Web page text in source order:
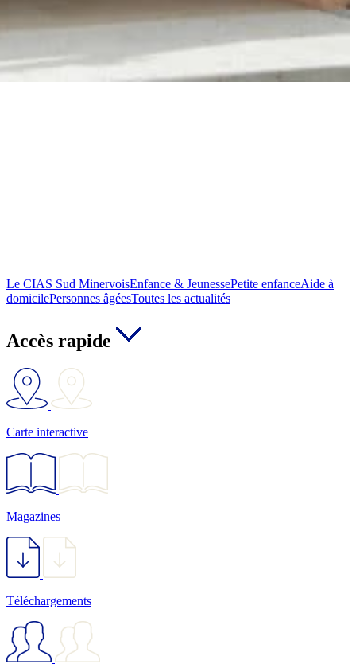
Le CIAS Sud MinervoisEnfance & JeunessePetite enfanceAide à
domicilePersonnes âgéesToutes les actualités
Accès rapide
Carte interactive
Magazines
Téléchargements